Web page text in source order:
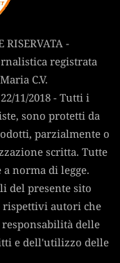
RISERVATA -
registrata
C.V.
11/2018 - Tutti i
sono protetti da
parzialmente o
scritta. Tutte
norma di legge.
del presente sito
rispettivi autori che
delle
e dell'utilizzo delle